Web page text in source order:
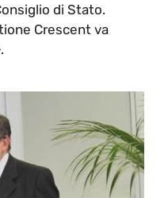
di Stato.
Crescent va